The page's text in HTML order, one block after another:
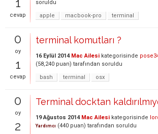
cevap
soruldu
apple
macbook-pro terminal
0
oy
1
cevap
terminal komutları ?
16 Eylül 2014 Mac Ailesi kategorisinde
(58,240 puan) tarafından soruldu
bash
terminal osx
0
oy
2
Terminal docktan
19 Ağustos 2014 Mac Ailesi kategorisinde
Yardımcı (440 puan) tarafından soruldu